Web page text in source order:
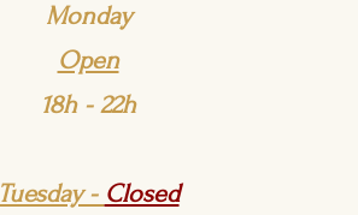
Monday
Open
18h - 22h
Tuesday - Closed